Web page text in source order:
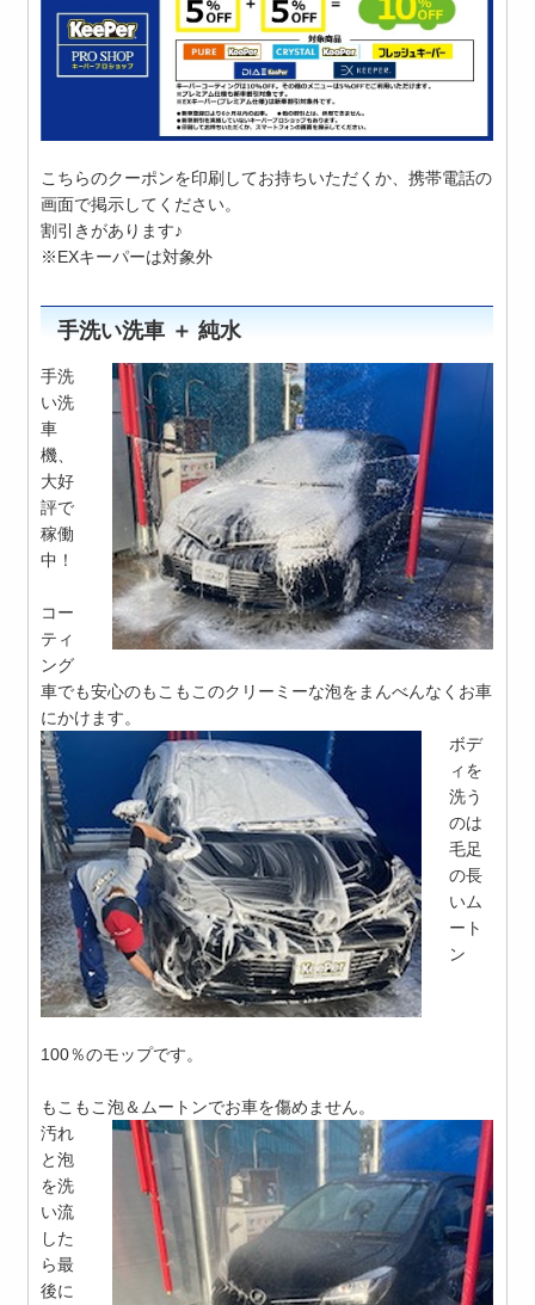
こちらのクーポンを印刷してお持ちいただくか、携帯電話の
画面で掲示してください。
割引きがあります♪
※EXキーパーは対象外
手洗い洗車 ＋ 純水
手洗
い洗
車
機、
大好
評で
稼働
中！
コー
ティ
ング
車でも安心のもこもこのクリーミーな泡をまんべんなくお車
にかけます。
ボデ
ィを
洗う
のは
毛足
の長
いム
ート
ン
100％のモップです。
もこもこ泡＆ムートンでお車を傷めません。
汚れ
と泡
を洗
い流
した
ら最
後に